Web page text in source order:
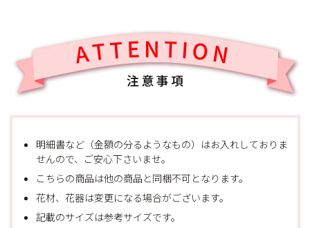
明細書など（金額の分るようなもの）はお入れしておりま
せんので、ご安心下さいませ。
こちらの商品は他の商品と同梱不可となります。
花材、花器は変更になる場合がございます。
記載のサイズは参考サイズです。